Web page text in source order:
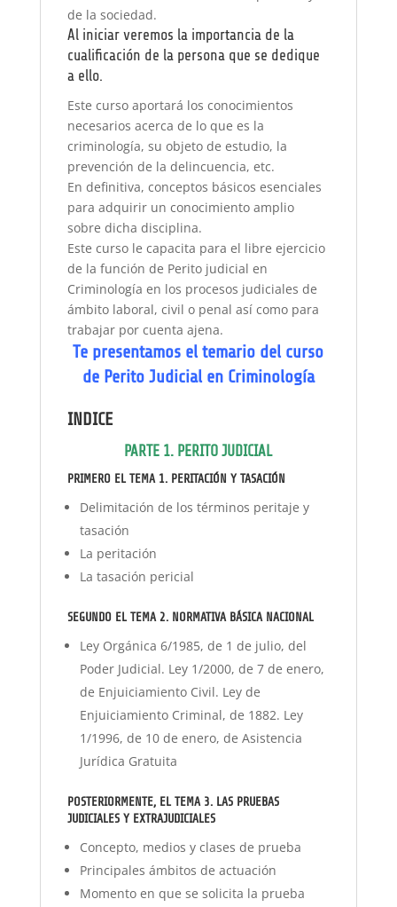
de la sociedad.
Al iniciar veremos la importancia de la
cualificación de la persona que se dedique
a ello.
Este curso aportará los conocimientos
necesarios acerca de lo que es la
criminología, su objeto de estudio, la
prevención de la delincuencia, etc.
En definitiva, conceptos básicos esenciales
para adquirir un conocimiento amplio
sobre dicha disciplina.
Este curso le capacita para el libre ejercicio
de la función de Perito judicial en
Criminología en los procesos judiciales de
ámbito laboral, civil o penal así como para
trabajar por cuenta ajena.
Te presentamos el temario del curso
de Perito Judicial en Criminología
INDICE
PARTE 1. PERITO JUDICIAL
PRIMERO EL TEMA 1. PERITACIÓN Y TASACIÓN
Delimitación de los términos peritaje y
tasación
La peritación
La tasación pericial
SEGUNDO EL TEMA 2. NORMATIVA BÁSICA NACIONAL
Ley Orgánica 6/1985, de 1 de julio, del
Poder Judicial. Ley 1/2000, de 7 de enero,
de Enjuiciamiento Civil. Ley de
Enjuiciamiento Criminal, de 1882. Ley
1/1996, de 10 de enero, de Asistencia
Jurídica Gratuita
POSTERIORMENTE, EL TEMA 3. LAS PRUEBAS
JUDICIALES Y EXTRAJUDICIALES
Concepto, medios y clases de prueba
Principales ámbitos de actuación
Momento en que se solicita la prueba